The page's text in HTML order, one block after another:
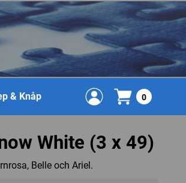
& Knåp 0
White (3 x 49)
Belle och Ariel.